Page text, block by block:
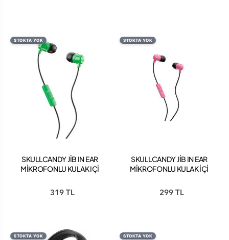
STOKTA YOK
SKULLCANDY JİB IN EAR
MİKROFONLU KULAK IÇİ
S2DUY-L102 YEŞİL-SİYAH
319 TL
STOKTA YOK
SKULLCANDY JİB IN EAR
MİKROFONLU KULAK İÇİ
S2DUYK-630 PEMBE-
SİYAH
299 TL
STOKTA YOK STOKTA YOK